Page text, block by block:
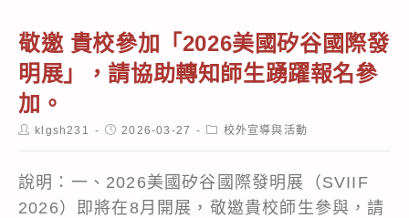
敬邀 貴校參加「2026美國矽谷國際發
明展」，請協助轉知師生踴躍報名參
加。
Postklgsh231
Post2026-03-27
Post校外宣導與活動
說明：一、2026美國矽谷國際發明展（SVIIF
2026）即將在8月開展，敬邀貴校師生參與，請